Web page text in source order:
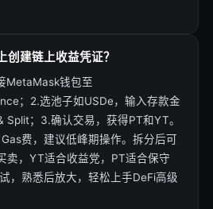
创建链上收益凭证？
MetaMask钱包至
；2.选池子如USDe，输入存款金
Split；3.确认交易，获得PT和YT。
费，建议低峰期操作。拆分后可
卖，YT适合收益党，PT适合保守
，熟悉后放大，轻松上手DeFi高级